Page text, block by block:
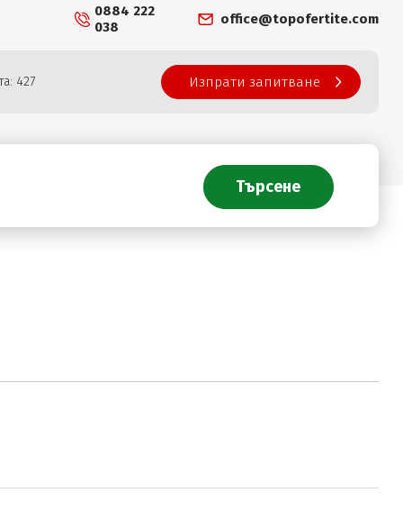
0884 222
038
office@topofertite.com
427 Изпрати запитване